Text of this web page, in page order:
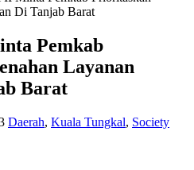
Di Tanjab Barat
Pemkab
Layanan
Barat
Daerah, Kuala Tungkal, Society